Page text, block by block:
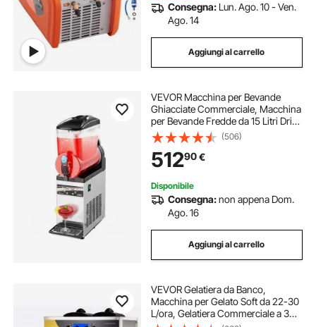
Consegna: Lun. Ago. 10 - Ven.
Ago. 14
Aggiungi al carrello
VEVOR Macchina per Bevande
Ghiacciate Commerciale, Macchina
per Bevande Fredde da 15 Litri Drink
Frullati Margarita in Acciaio Inox,
Frullatore per Slush per Feste
Ristoranti, Caffetterie, Bar
(506)
51290€
Disponibile
Consegna:non appena Dom.
Ago. 16
Aggiungi al carrello
VEVOR Gelatiera da Banco,
Macchina per Gelato Soft da 22-30
L/ora, Gelatiera Commerciale a 3